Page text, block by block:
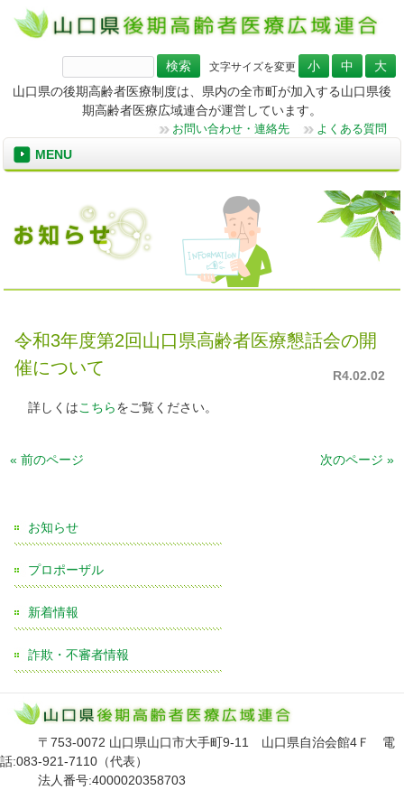
文字サイズを変更
検
索:
山口県の後期高齢者医療制度は、県内の全市町が加入する山口県後
期高齢者医療広域連合が運営しています。
お問い合わせ・連絡先 よくある質問
MENU
令和3年度第2回山口県高齢者医療懇話会の開
催について
R4.02.02
詳しくはこちらをご覧ください。
« 前のページ 次のページ »
お知らせ
プロポーザル
新着情報
詐欺・不審者情報
〒753-0072 山口県山口市大手町9-11 山口県自治会館4Ｆ 電
話:083-921-7110（代表）
法人番号:4000020358703